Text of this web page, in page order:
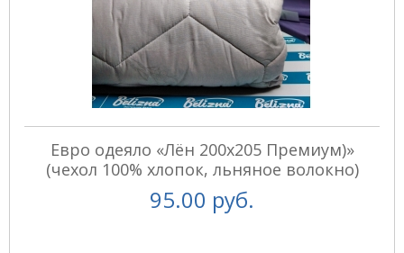
Евро одеяло «Лён 200х205 Премиум)»
(чехол 100% хлопок, льняное волокно)
95.00 руб.